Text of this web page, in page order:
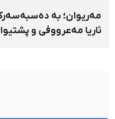
مەریوان؛ بە
ئاریا مەعرووفی و